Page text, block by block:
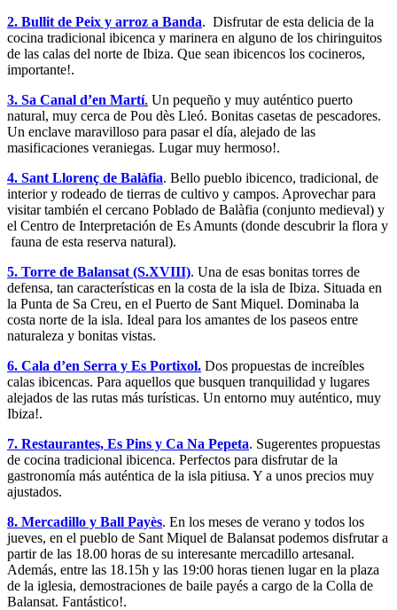
2. Bullit de Peix y arroz a Banda. Disfrutar de esta delicia de la
cocina tradicional ibicenca y marinera en alguno de los chiringuitos
de las calas del norte de Ibiza. Que sean ibicencos los cocineros,
importante!.
3. Sa Canal d’en Martí. Un pequeño y muy auténtico puerto
natural, muy cerca de Pou dès Lleó. Bonitas casetas de pescadores.
Un enclave maravilloso para pasar el día, alejado de las
masificaciones veraniegas. Lugar muy hermoso!.
4. Sant Llorenç de Balàfia. Bello pueblo ibicenco, tradicional, de
interior y rodeado de tierras de cultivo y campos. Aprovechar para
visitar también el cercano Poblado de Balàfia (conjunto medieval) y
el Centro de Interpretación de Es Amunts (donde descubrir la flora y
fauna de esta reserva natural).
5. Torre de Balansat (S.XVIII). Una de esas bonitas torres de
defensa, tan características en la costa de la isla de Ibiza. Situada en
la Punta de Sa Creu, en el Puerto de Sant Miquel. Dominaba la
costa norte de la isla. Ideal para los amantes de los paseos entre
naturaleza y bonitas vistas.
6. Cala d’en Serra y Es Portixol. Dos propuestas de increíbles
calas ibicencas. Para aquellos que busquen tranquilidad y lugares
alejados de las rutas más turísticas. Un entorno muy auténtico, muy
Ibiza!.
7. Restaurantes, Es Pins y Ca Na Pepeta. Sugerentes propuestas
de cocina tradicional ibicenca. Perfectos para disfrutar de la
gastronomía más auténtica de la isla pitiusa. Y a unos precios muy
ajustados.
8. Mercadillo y Ball Payès. En los meses de verano y todos los
jueves, en el pueblo de Sant Miquel de Balansat podemos disfrutar a
partir de las 18.00 horas de su interesante mercadillo artesanal.
Además, entre las 18.15h y las 19:00 horas tienen lugar en la plaza
de la iglesia, demostraciones de baile payés a cargo de la Colla de
Balansat. Fantástico!.